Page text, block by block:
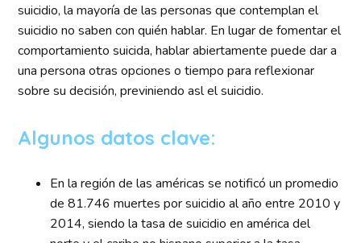
suicidio, la mayoría de las personas que contemplan el
suicidio no saben con quién hablar. En lugar de fomentar el
comportamiento suicida, hablar abiertamente puede dar a
una persona otras opciones o tiempo para reflexionar
sobre su decisión, previniendo asl el suicidio.
Algunos datos clave:
En la región de las américas se notificó un promedio
de 81.746 muertes por suicidio al año entre 2010 y
2014, siendo la tasa de suicidio en américa del